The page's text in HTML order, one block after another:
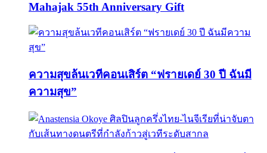
Mahajak 55th Anniversary Gift
ความสุขล้นเวทีคอนเสิร์ต “ฟรายเดย์ 30 ปี ฉันมี
ความสุข”